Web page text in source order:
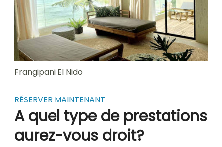
Frangipani El Nido
RÉSERVER MAINTENANT
A quel type de prestations
aurez-vous droit?